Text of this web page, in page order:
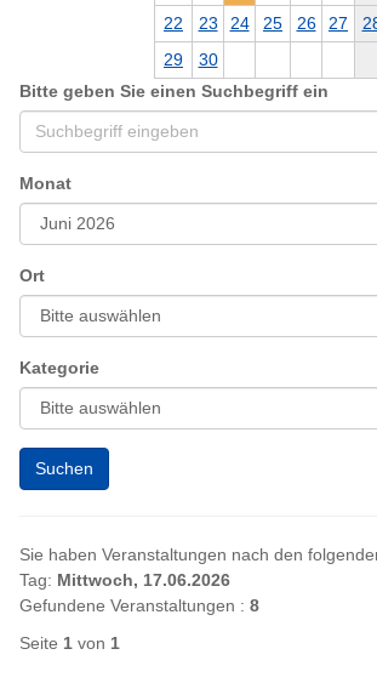
22
23 24 25 26 27
29
30
Bitte geben Sie einen Suchbegriff ein
Monat
Ort
Kategorie
Sie haben Veranstaltungen nach den
Tag: Mittwoch, 17.06.2026
Gefundene Veranstaltungen : 8
Seite 1 von 1